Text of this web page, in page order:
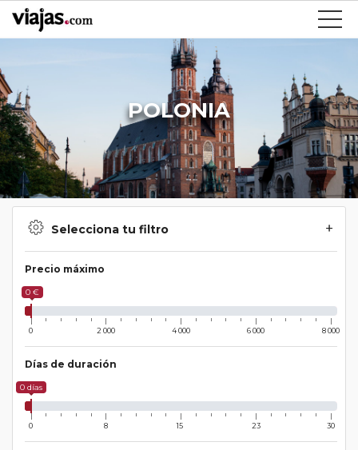
POLONIA
Selecciona tu filtro
Precio máximo
0 €
0 2 000 4 000 6 000 8 000
Días de duración
0 días
0 8 15 23 30